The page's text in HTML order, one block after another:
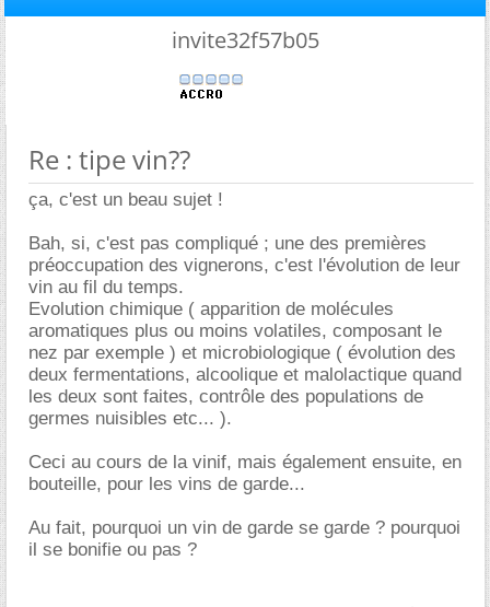
invite32f57b05
Re : tipe vin??
ça, c'est un beau sujet !
Bah, si, c'est pas compliqué ; une des premières
préoccupation des vignerons, c'est l'évolution de leur
vin au fil du temps.
Evolution chimique ( apparition de molécules
aromatiques plus ou moins volatiles, composant le
nez par exemple ) et microbiologique ( évolution des
deux fermentations, alcoolique et malolactique quand
les deux sont faites, contrôle des populations de
germes nuisibles etc... ).
Ceci au cours de la vinif, mais également ensuite, en
bouteille, pour les vins de garde...
Au fait, pourquoi un vin de garde se garde ? pourquoi
il se bonifie ou pas ?